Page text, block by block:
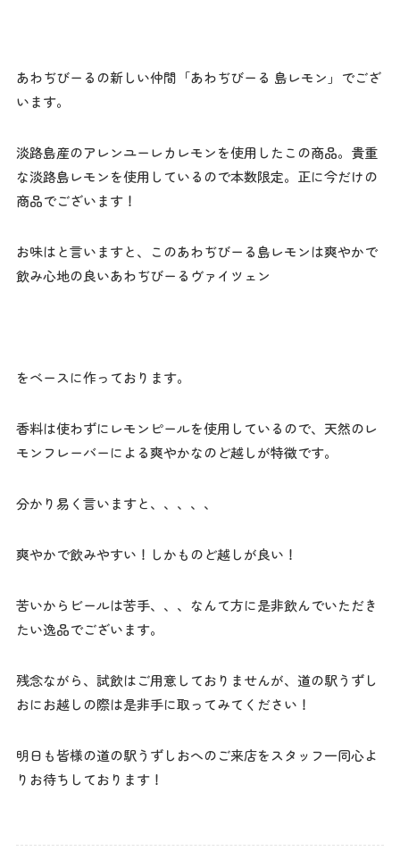
あわぢびーるの新しい仲間「あわぢびーる 島レモン」でござ
います。
淡路島産のアレンユーレカレモンを使用したこの商品。貴重
な淡路島レモンを使用しているので本数限定。正に今だけの
商品でございます！
お味はと言いますと、このあわぢびーる島レモンは爽やかで
飲み心地の良いあわぢびーるヴァイツェン
をベースに作っております。
香料は使わずにレモンピールを使用しているので、天然のレ
モンフレーバーによる爽やかなのど越しが特徴です。
分かり易く言いますと、、、、、
爽やかで飲みやすい！しかものど越しが良い！
苦いからビールは苦手、、、なんて方に是非飲んでいただき
たい逸品でございます。
残念ながら、試飲はご用意しておりませんが、道の駅うずし
おにお越しの際は是非手に取ってみてください！
明日も皆様の道の駅うずしおへのご来店をスタッフ一同心よ
りお待ちしております！